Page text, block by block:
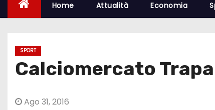
Home Attualità Economia
SPORT
Calciomercato
Ago 31, 2016